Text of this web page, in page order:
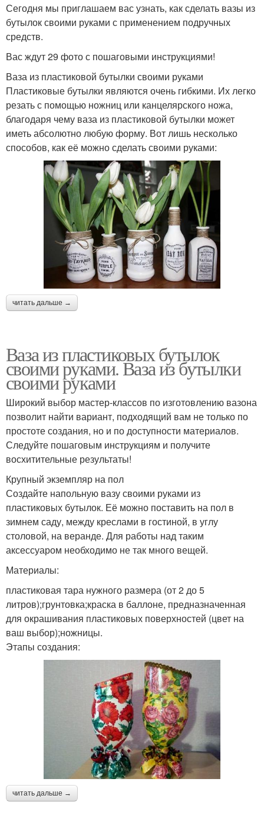
Сегодня мы приглашаем вас узнать, как сделать вазы из
бутылок своими руками с применением подручных
средств.
Вас ждут 29 фото с пошаговыми инструкциями!
Ваза из пластиковой бутылки своими руками
Пластиковые бутылки являются очень гибкими. Их легко
резать с помощью ножниц или канцелярского ножа,
благодаря чему ваза из пластиковой бутылки может
иметь абсолютно любую форму. Вот лишь несколько
способов, как её можно сделать своими руками:
читать дальше →
Ваза из пластиковых бутылок
своими руками. Ваза из бутылки
своими руками
Широкий выбор мастер-классов по изготовлению вазона
позволит найти вариант, подходящий вам не только по
простоте создания, но и по доступности материалов.
Следуйте пошаговым инструкциям и получите
восхитительные результаты!
Крупный экземпляр на пол
Создайте напольную вазу своими руками из
пластиковых бутылок. Её можно поставить на пол в
зимнем саду, между креслами в гостиной, в углу
столовой, на веранде. Для работы над таким
аксессуаром необходимо не так много вещей.
Материалы:
пластиковая тара нужного размера (от 2 до 5
литров);грунтовка;краска в баллоне, предназначенная
для окрашивания пластиковых поверхностей (цвет на
ваш выбор);ножницы.
Этапы создания:
читать дальше →